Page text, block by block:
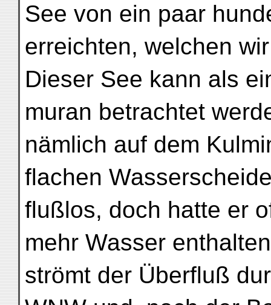
See von ein paar
erreichten, welchen
Dieser See kann als
muran betrachtet
nämlich auf dem
flachen
flußlos, doch hatte er
mehr Wasser
strömt der Überfluß